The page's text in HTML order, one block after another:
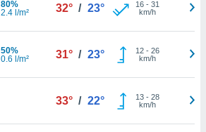
80%
2.4 l/m²
32° / 23° 16- 31
km/h
50%
0.6 l/m²
31° / 23° 12- 26
km/h
33° / 22° 13- 28
km/h